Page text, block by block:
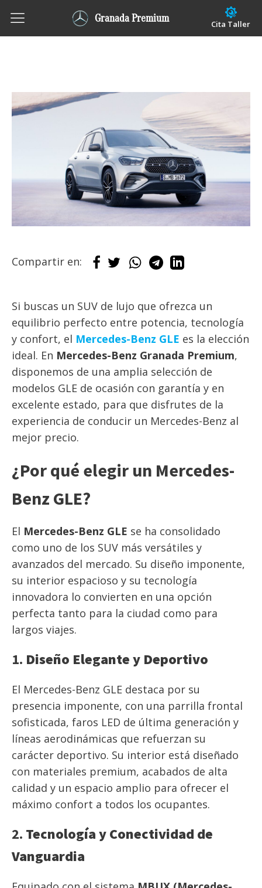
Granada Premium Cita Taller
Compartir en:
Si buscas un SUV de lujo que ofrezca un
equilibrio perfecto entre potencia, tecnología
y confort, el Mercedes-Benz GLE es la elección
ideal. En Mercedes-Benz Granada Premium,
disponemos de una amplia selección de
modelos GLE de ocasión con garantía y en
excelente estado, para que disfrutes de la
experiencia de conducir un Mercedes-Benz al
mejor precio.
¿Por qué elegir un Mercedes-
Benz GLE?
El Mercedes-Benz GLE se ha consolidado
como uno de los SUV más versátiles y
avanzados del mercado. Su diseño imponente,
su interior espacioso y su tecnología
innovadora lo convierten en una opción
perfecta tanto para la ciudad como para
largos viajes.
1. Diseño Elegante y Deportivo
El Mercedes-Benz GLE destaca por su
presencia imponente, con una parrilla frontal
sofisticada, faros LED de última generación y
líneas aerodinámicas que refuerzan su
carácter deportivo. Su interior está diseñado
con materiales premium, acabados de alta
calidad y un espacio amplio para ofrecer el
máximo confort a todos los ocupantes.
2. Tecnología y Conectividad de
Vanguardia